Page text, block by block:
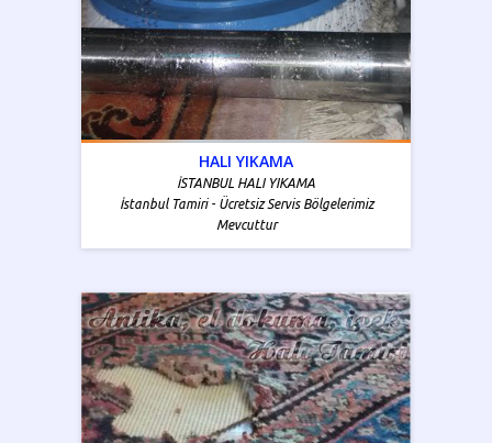
HALI YIKAMA
İSTANBUL HALI YIKAMA
İstanbul Tamiri - Ücretsiz Servis Bölgelerimiz
Mevcuttur